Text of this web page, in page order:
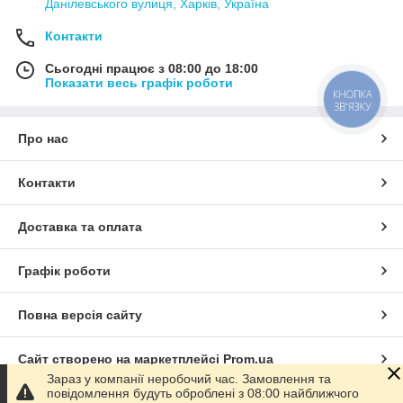
Данілевського вулиця, Харків, Україна
Контакти
Сьогодні працює з 08:00 до 18:00
Показати весь графік роботи
Про нас
Контакти
Доставка та оплата
Графік роботи
Повна версія сайту
Сайт створено на маркетплейсі Prom.ua
Зараз у компанії неробочий час. Замовлення та
повідомлення будуть оброблені з 08:00 найближчого
КНОПКА
ЗВ'ЯЗКУ